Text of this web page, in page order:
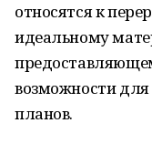
относятся к
идеальному
возможности для
планов.